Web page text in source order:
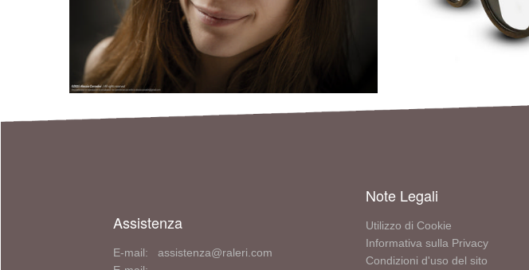
Assistenza
E-mail: assistenza@raleri.com
Note Legali
Utilizzo di Cookie
Informativa sulla Privacy
Condizioni d'uso del sito